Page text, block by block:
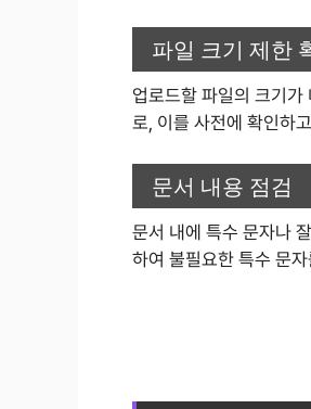
파일 크기 제한
업로드할 파일의 크기가
로, 이를 사전에 확인하
문서 내용 점검
문서 내에 특수 문자나
하여 불필요한 특수 문